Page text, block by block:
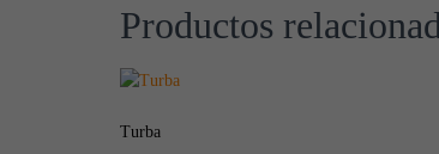
Productos
Turba